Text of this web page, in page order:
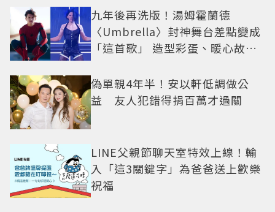
九年後再洗版！湯姆霍蘭德
〈Umbrella〉封神舞台差點變成
「這首歌」 造型彩蛋、暖心故事
偽單親4年半！安以軒低調做公
益 友人犯錯得捐百萬才過關
LINE父親節聊天室特效上線！輸
入「這3關鍵字」為爸爸送上歡樂
祝福